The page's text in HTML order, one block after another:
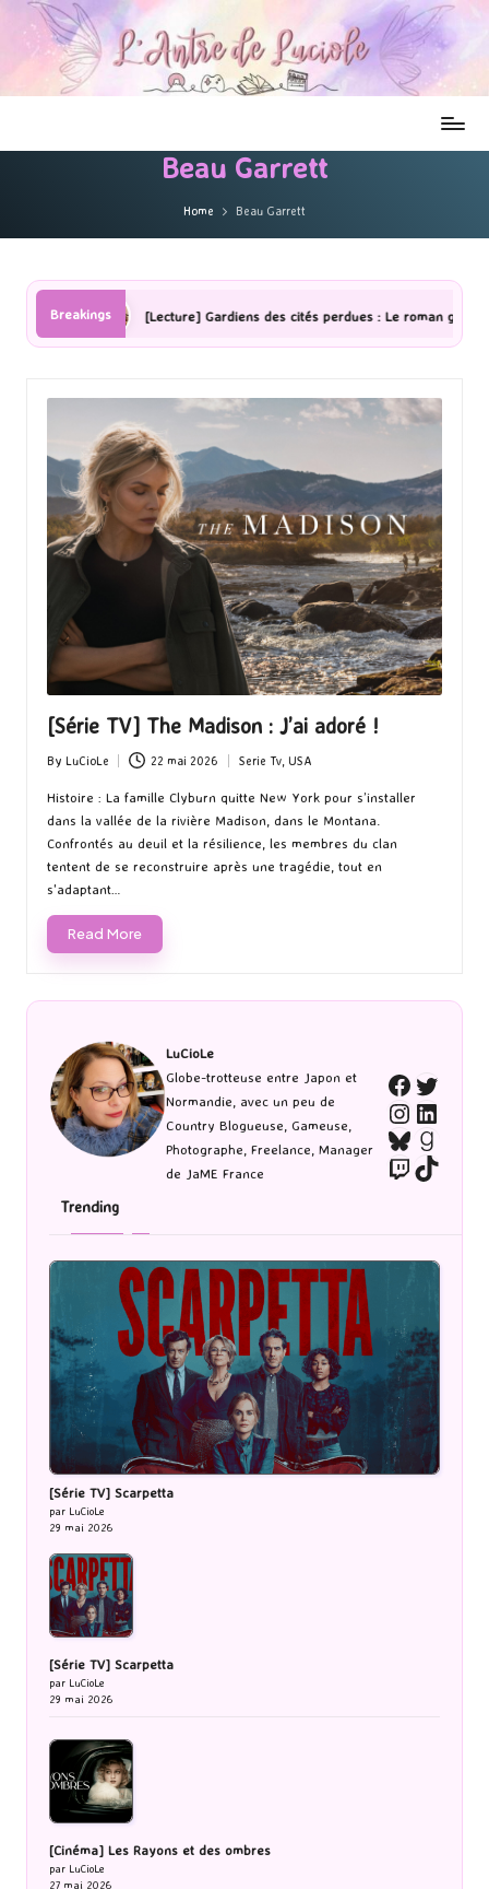
Beau Garrett
Home Beau Garrett
Breakings
[Lecture] Gardiens des cités perdues : Le roman graphique Tome
[Série TV] The Madison : J’ai adoré !
Posted
by
By LuCioLe 22 mai 2026
Posted
in
Serie Tv, USA
Histoire : La famille Clyburn quitte New York pour s’installer
dans la vallée de la rivière Madison, dans le Montana.
Confrontés au deuil et la résilience, les membres du clan
tentent de se reconstruire après une tragédie, tout en
s'adaptant…
Read More
LuCioLe
Globe-trotteuse entre Japon et
Normandie, avec un peu de
Country Blogueuse, Gameuse,
Photographe, Freelance, Manager
de JaME France
Bluesky
TwitchTikTok
Trending
[Série TV] Scarpetta
par LuCioLe
29 mai 2026
[Série TV] Scarpetta
par LuCioLe
29 mai 2026
[Cinéma] Les Rayons et des ombres
par LuCioLe
27 mai 2026